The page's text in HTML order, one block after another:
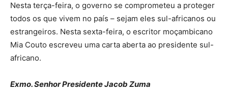
Nesta terça-feira, o governo se comprometeu a proteger
todos os que vivem no país – sejam eles sul-africanos ou
estrangeiros. Nesta sexta-feira, o escritor moçambicano
Mia Couto escreveu uma carta aberta ao presidente sul-
africano.
Exmo. Senhor Presidente Jacob Zuma